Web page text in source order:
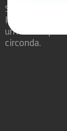
Siamo
l'opportunità
un ruolo
circonda.